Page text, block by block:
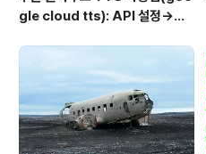
gle cloud tts): API 설정→음